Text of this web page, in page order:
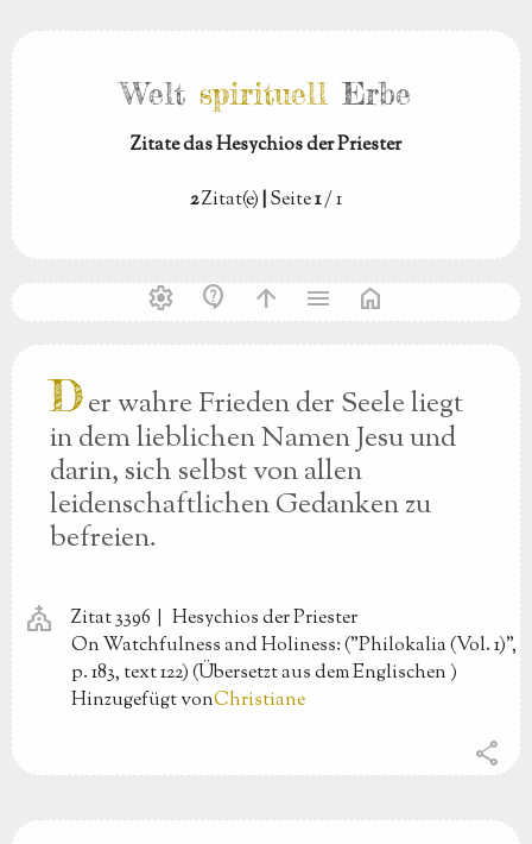
Welt spirituell Erbe
Zitate das Hesychios der Priester
2Zitat(e)|Seite1/ 1
settings contact_support arrow_upward menu home
Der wahre Frieden der Seele liegt
in dem lieblichen Namen Jesu und
darin, sich selbst von allen
leidenschaftlichen Gedanken zu
befreien.
church Zitat 3396 |
Hesychios der Priester
On Watchfulness and Holiness: ("Philokalia (Vol. 1)",
p. 183, text 122) (Übersetzt aus dem Englischen)
Hinzugefügt vonChristiane
share